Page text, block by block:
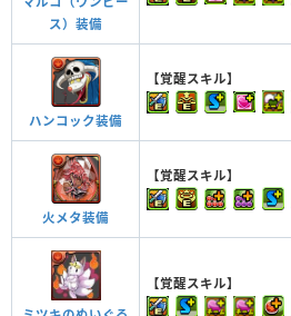
ス）装備
ハンコック装備
【覚醒スキル】
火メタ装備
【覚醒スキル】
【覚醒スキル】